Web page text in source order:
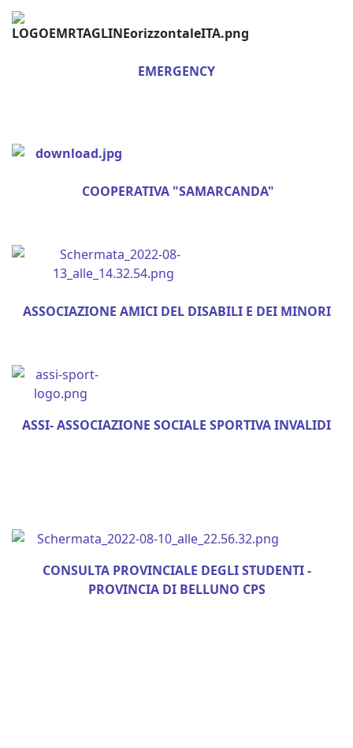
EMERGENCY
COOPERATIVA "SAMARCANDA"
ASSOCIAZIONE AMICI DEL DISABILI E DEI MINORI
ASSI- ASSOCIAZIONE SOCIALE SPORTIVA INVALIDI
CONSULTA PROVINCIALE DEGLI STUDENTI -
PROVINCIA DI BELLUNO CPS